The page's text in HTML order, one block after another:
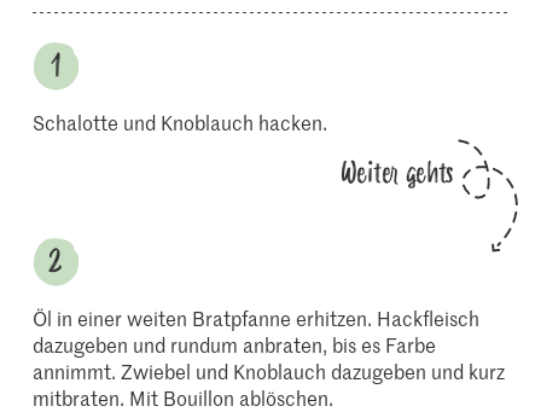
Schalotte und Knoblauch hacken.
Weiter gehts
Öl in einer weiten Bratpfanne erhitzen. Hackfleisch
dazugeben und rundum anbraten, bis es Farbe
annimmt. Zwiebel und Knoblauch dazugeben und kurz
mitbraten. Mit Bouillon ablöschen.